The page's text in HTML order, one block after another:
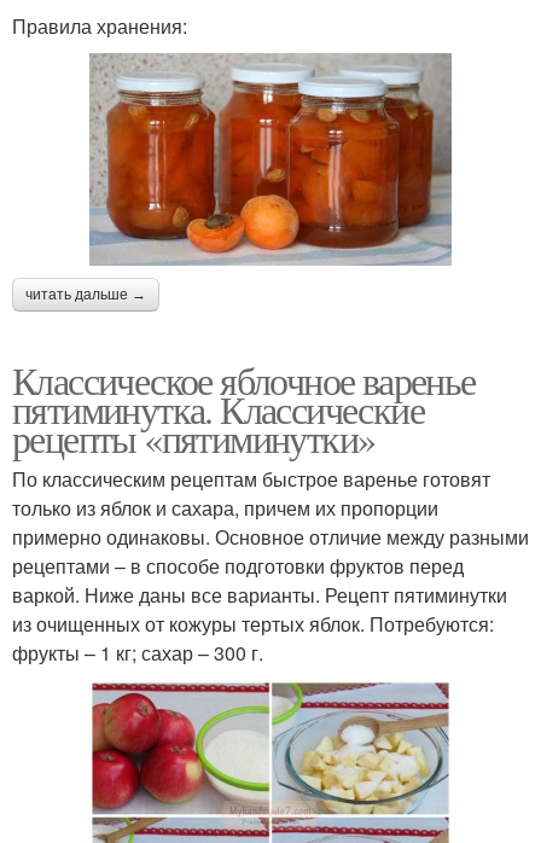
Правила хранения:
читать дальше →
Классическое яблочное варенье
пятиминутка. Классические
рецепты «пятиминутки»
По классическим рецептам быстрое варенье готовят
только из яблок и сахара, причем их пропорции
примерно одинаковы. Основное отличие между разными
рецептами – в способе подготовки фруктов перед
варкой. Ниже даны все варианты. Рецепт пятиминутки
из очищенных от кожуры тертых яблок. Потребуются:
фрукты – 1 кг; сахар – 300 г.